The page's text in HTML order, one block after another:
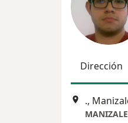
Dirección
.,